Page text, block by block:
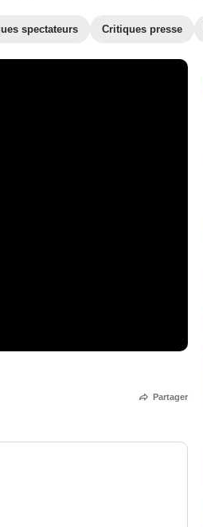
spectateurs Critiques presse
Partager